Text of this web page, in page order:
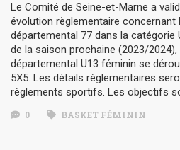
Le Comité de Seine-et-Marne a
évolution règlementaire concernant
départemental 77 dans la catégorie
de la saison prochaine (2023/
départemental U13 féminin se
5X5. Les détails règlementaires
règlements sportifs. Les objectifs
0 BASKET FÉMININ